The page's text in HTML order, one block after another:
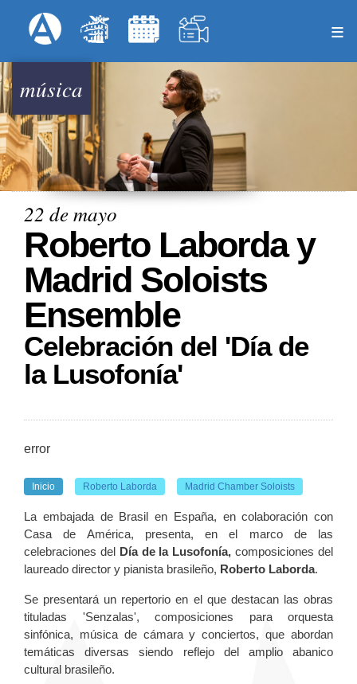
al
principal
Menú Superior
música
22 de mayo
Roberto Laborda y
Madrid Soloists
Ensemble
Celebración del 'Día de
la Lusofonía'
error
Inicio Roberto Laborda Madrid Chamber Soloists
La embajada de Brasil en España, en colaboración con
Casa de América, presenta, en el marco de las
celebraciones del Día de la Lusofonía, composiciones del
laureado director y pianista brasileño, Roberto Laborda.
Se presentará un repertorio en el que destacan las obras
tituladas 'Senzalas', composiciones para orquesta
sinfónica, música de cámara y conciertos, que abordan
temáticas diversas siendo reflejo del amplio abanico
cultural brasileño.